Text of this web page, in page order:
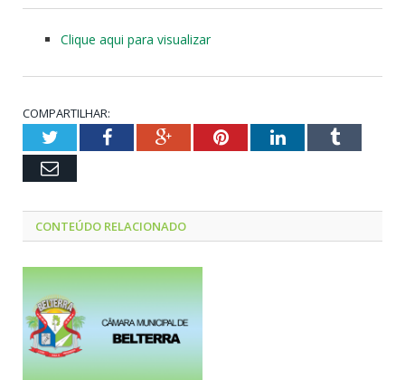
Clique aqui para visualizar
COMPARTILHAR:
TwitterFacebookGoogle+PinterestLinkedInTumblr
Email
CONTEÚDO RELACIONADO